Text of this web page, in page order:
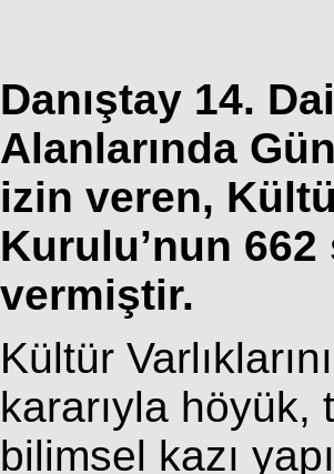
Danıştay 14.
Alanlarında
izin veren,
Kurulu’nun 662
vermiştir.
Kültür
kararıyla höyük,
bilimsel kazı